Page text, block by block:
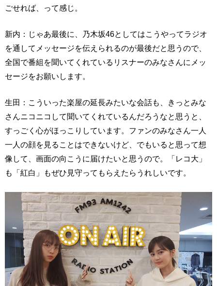
ごせれば、って感じ。
新内：じゃあ最後に、乃木坂46としてはこうやってラジオ
を通してメッセージを伝えられるのが最後だと思うので、
全国で番組を聞いてくれているリスナーのみなさんにメッ
セージをお願いします。
生田：こういった楽屋の延長みたいな会話も、きっとみな
さんニコニコして聞いてくれているんだろうなと思うと、
すっごく心がほっこりしています。ファンのみなさん一人
一人の顔を見ることはできないけど、でもいると思って想
像して、画面の向こうに届けたいと思うので。「レコ大」
も「紅白」もぜひ見守ってもらえたらうれしいです。